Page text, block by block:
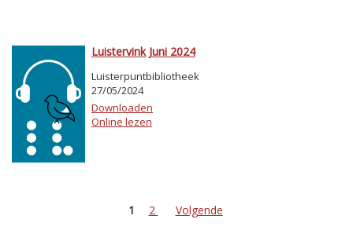
Luistervink Juni 2024
Luisterpuntbibliotheek
27/05/2024
Downloaden
Online lezen
1 2 Volgende